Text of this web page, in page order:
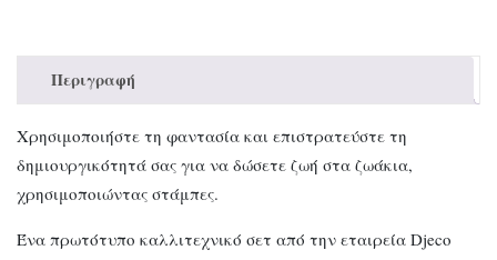
Περιγραφή
Χρησιμοποιήστε τη φαντασία και επιστρατεύστε τη
δημιουργικότητά σας για να δώσετε ζωή στα ζωάκια,
χρησιμοποιώντας στάμπες.
Ένα πρωτότυπο καλλιτεχνικό σετ από την εταιρεία Djeco